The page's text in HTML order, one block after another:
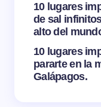
10 lugares
de sal
alto del
10 lugares
pararte en la
Galápagos.